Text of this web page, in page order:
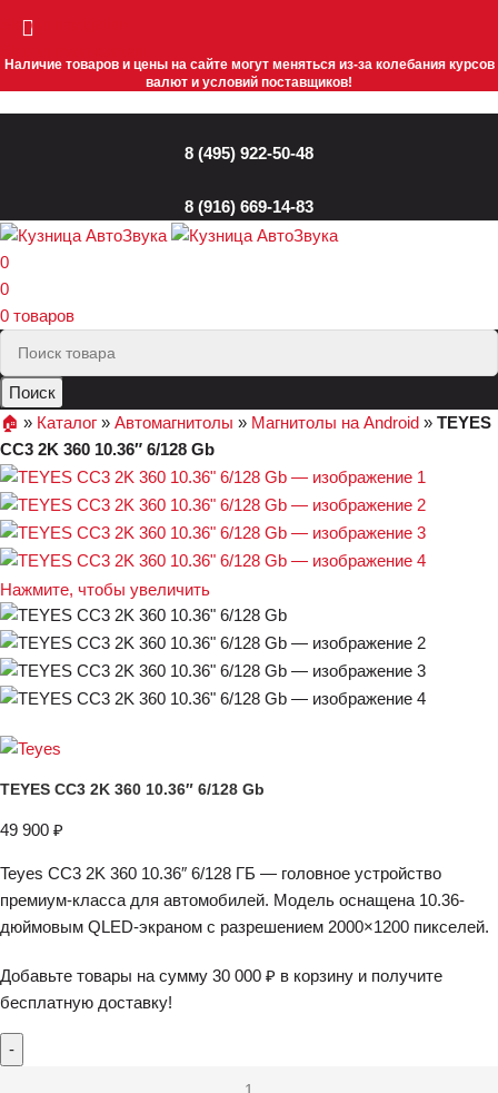
Skip to navigation
Наличие товаров и цены на сайте могут меняться из-за колебания курсов
валют и условий поставщиков!
8 (495) 922-50-48
8 (916) 669-14-83
0
0
0 товаров
Поиск
🏠︎ » Каталог » Автомагнитолы » Магнитолы на Android » TEYES
CC3 2K 360 10.36″ 6/128 Gb
Нажмите, чтобы увеличить
TEYES CC3 2K 360 10.36″ 6/128 Gb
49 900 ₽
Teyes CC3 2K 360 10.36″ 6/128 ГБ — головное устройство
премиум-класса для автомобилей. Модель оснащена 10.36-
дюймовым QLED-экраном с разрешением 2000×1200 пикселей.
Добавьте товары на сумму 30 000 ₽ в корзину и получите
бесплатную доставку!